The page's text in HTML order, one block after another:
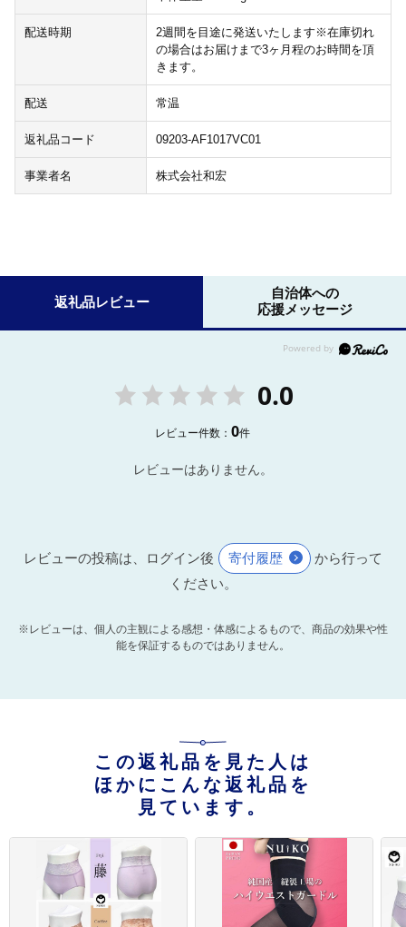
配送時期
2週間を目途に発送いたします※在庫切れ
の場合はお届けまで3ヶ月程のお時間を頂
きます。
配送 常温
返礼品コード 09203-AF1017VC01
事業者名 株式会社和宏
返礼品レビュー
自治体への
応援メッセージ
0.0
レビュー件数：0件
レビューはありません。
レビューの投稿は、ログイン後 寄付履歴
から行って
ください。
※レビューは、個人の主観による感想・体感によるもので、商品の効果や性
能を保証するものではありません。
この返礼品を見た人は
ほかにこんな返礼品を
見ています。